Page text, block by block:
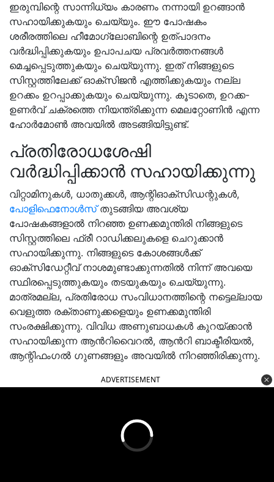
ഇരുമ്പിന്റെ സാന്നിധ്യം കാരണം നന്നായി ഉറങ്ങാൻ
സഹായിക്കുകയും ചെയ്യും. ഈ പോഷകം
ശരീരത്തിലെ ഹീമോഗ്ലോബിന്റെ ഉത്പാദനം
വർദ്ധിപ്പിക്കുകയും ഉപാപചയ പ്രവർത്തനങ്ങൾ
മെച്ചപ്പെടുത്തുകയും ചെയ്യുന്നു. ഇത് നിങ്ങളുടെ
സിസ്റ്റത്തിലേക്ക് ഓക്സിജൻ എത്തിക്കുകയും നല്ല
ഉറക്കം ഉറപ്പാക്കുകയും ചെയ്യുന്നു. കൂടാതെ, ഉറക്ക-
ഉണർവ് ചക്രത്തെ നിയന്ത്രിക്കുന്ന മെലറ്റോണിൻ എന്ന
ഹോർമോൺ അവയിൽ അടങ്ങിയിട്ടുണ്ട്.
പ്രതിരോധശേഷി
വർദ്ധിപ്പിക്കാൻ സഹായിക്കുന്നു
വിറ്റാമിനുകൾ, ധാതുക്കൾ, ആന്റിഓക്‌സിഡന്റുകൾ,
പോളിഫെനോൾസ്തുടങ്ങിയ അവശ്യ
പോഷകങ്ങളാൽ നിറഞ്ഞ ഉണക്കമുന്തിരി നിങ്ങളുടെ
സിസ്റ്റത്തിലെ ഫ്രീ റാഡിക്കലുകളെ ചെറുക്കാൻ
സഹായിക്കുന്നു. നിങ്ങളുടെ കോശങ്ങൾക്ക്
ഓക്സിഡേറ്റീവ് നാശമുണ്ടാക്കുന്നതിൽ നിന്ന് അവയെ
സ്ഥിരപ്പെടുത്തുകയും തടയുകയും ചെയ്യുന്നു.
മാത്രമല്ല, പ്രതിരോധ സംവിധാനത്തിന്റെ നട്ടെല്ലായ
വെളുത്ത രക്താണുക്കളെയും ഉണക്കമുന്തിരി
സംരക്ഷിക്കുന്നു. വിവിധ അണുബാധകൾ കുറയ്ക്കാൻ
സഹായിക്കുന്ന ആൻറിവൈറൽ, ആൻറി ബാക്ടീരിയൽ,
ആന്റിഫംഗൽ ഗുണങ്ങളും അവയിൽ നിറഞ്ഞിരിക്കുന്നു.
ADVERTISEMENT